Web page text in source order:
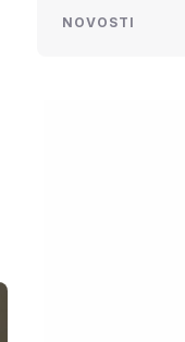
NOVOSTI